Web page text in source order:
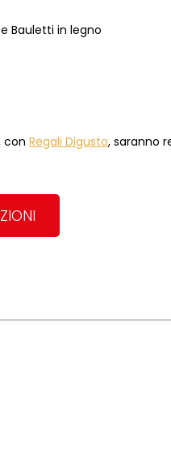
Bauletti in legno
con Regali Digusto, saranno